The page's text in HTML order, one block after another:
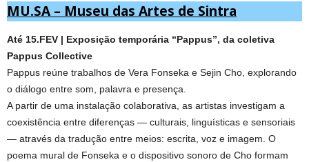
MU.SA – Museu das Artes de Sintra
Até 15.FEV | Exposição temporária “Pappus”, da coletiva
Pappus Collective
Pappus reúne trabalhos de Vera Fonseka e Sejin Cho, explorando
o diálogo entre som, palavra e presença.
A partir de uma instalação colaborativa, as artistas investigam a
coexistência entre diferenças — culturais, linguísticas e sensoriais
— através da tradução entre meios: escrita, voz e imagem. O
poema mural de Fonseka e o dispositivo sonoro de Cho formam